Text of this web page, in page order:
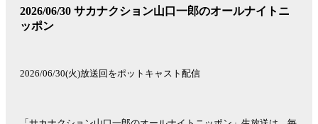
2026/06/30 サカナクション山口一郎のオールナイトニ
ッポン
2026/06/30(火)放送回をポットキャスト配信